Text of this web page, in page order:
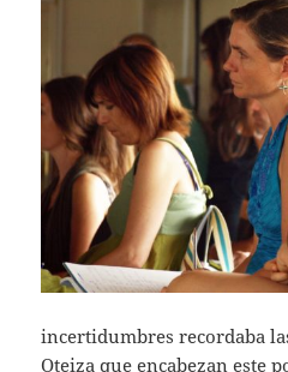
incertidumbres recordaba
Oteiza que encabezan este